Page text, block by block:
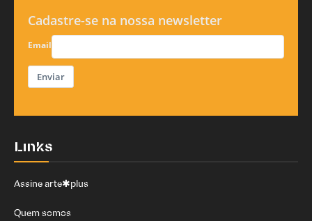
Cadastre-se na nossa newsletter
Email
Enviar
Links
Assine arte✱plus
Quem somos